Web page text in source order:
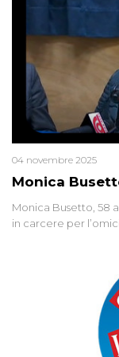
Monica
04 novembre 2025
Monica Busetto, 58
in carcere per
minuscola su una
2015 un’altra
colpevoli per un